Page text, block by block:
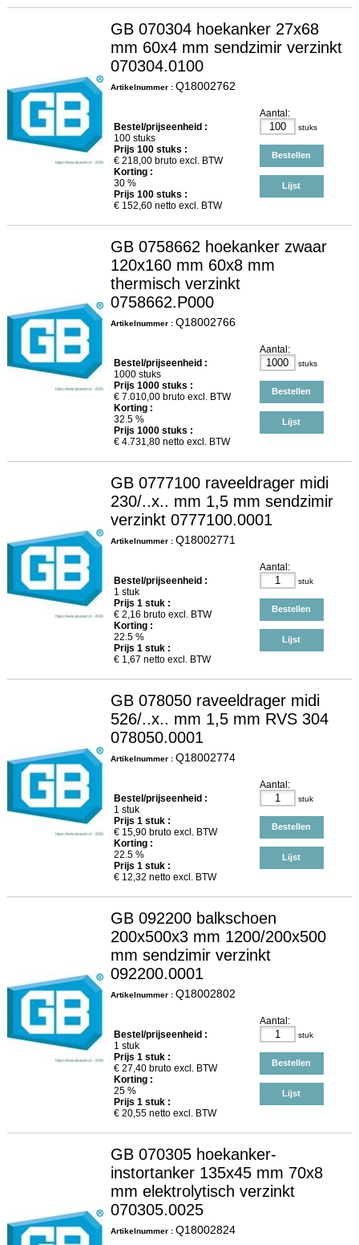
GB 070304 hoekanker 27x68
mm 60x4 mm sendzimir verzinkt
070304.0100
Artikelnummer : Q18002762
Bestel/prijseenheid :
100 stuks
Prijs 100stuks :
€ 218,00bruto excl. BTW
Korting :
30 %
Prijs 100stuks :
€ 152,60netto excl. BTW
Aantal:
stuks
Bestellen
Lijst
GB 0758662 hoekanker zwaar
120x160 mm 60x8 mm
thermisch verzinkt
0758662.P000
Artikelnummer : Q18002766
Bestel/prijseenheid :
1000 stuks
Prijs 1000stuks :
€ 7.010,00bruto excl. BTW
Korting :
32.5 %
Prijs 1000stuks :
€ 4.731,80netto excl. BTW
Aantal:
stuks
Bestellen
Lijst
GB 0777100 raveeldrager midi
230/..x.. mm 1,5 mm sendzimir
verzinkt 0777100.0001
Artikelnummer : Q18002771
Bestel/prijseenheid :
1 stuk
Prijs 1stuk :
€ 2,16 bruto excl. BTW
Korting :
22.5 %
Prijs 1stuk :
€ 1,67 netto excl. BTW
Aantal:
stuk
Bestellen
Lijst
GB 078050 raveeldrager midi
526/..x.. mm 1,5 mm RVS 304
078050.0001
Artikelnummer : Q18002774
Bestel/prijseenheid :
1 stuk
Prijs 1stuk :
€ 15,90bruto excl. BTW
Korting :
22.5 %
Prijs 1stuk :
€ 12,32 netto excl. BTW
Aantal:
stuk
Bestellen
Lijst
GB 092200 balkschoen
200x500x3 mm 1200/200x500
mm sendzimir verzinkt
092200.0001
Artikelnummer : Q18002802
Bestel/prijseenheid :
1 stuk
Prijs 1stuk :
€ 27,40bruto excl. BTW
Korting :
25 %
Prijs 1stuk :
€ 20,55netto excl. BTW
Aantal:
stuk
Bestellen
Lijst
GB 070305 hoekanker-
instortanker 135x45 mm 70x8
mm elektrolytisch verzinkt
070305.0025
Artikelnummer : Q18002824